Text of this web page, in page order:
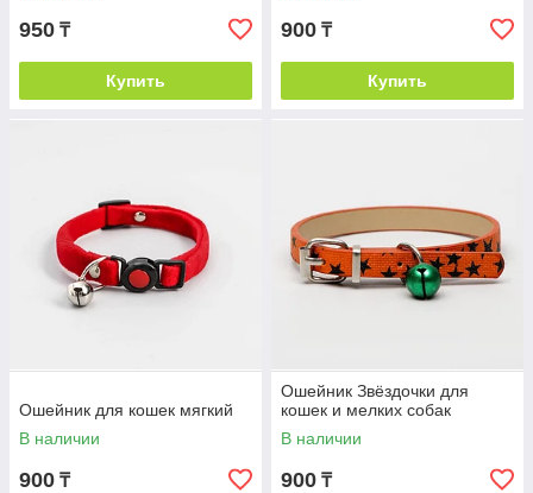
950 ₸
Купить
900 ₸
Купить
Ошейник для кошек мягкий
В наличии
900 ₸
Ошейник Звёздочки для
кошек и мелких собак
В наличии
900 ₸